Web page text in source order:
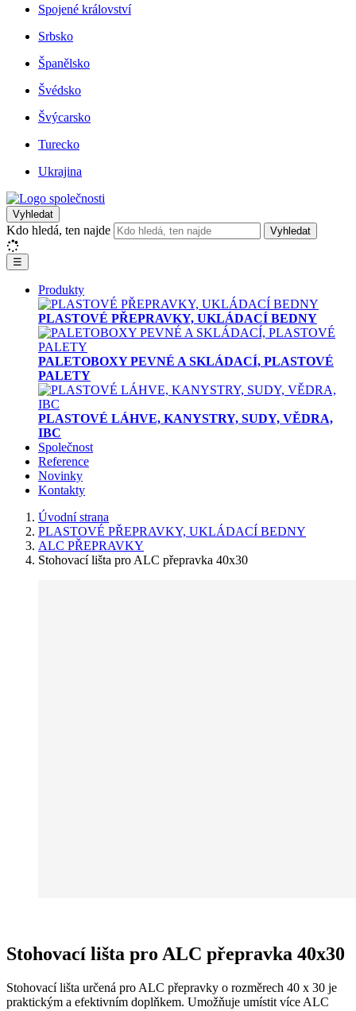
Spojené království
Srbsko
Španělsko
Švédsko
Švýcarsko
Turecko
Ukrajina
Vyhledat
Kdo hledá, ten najde Vyhledat
☰
Produkty
PLASTOVÉ PŘEPRAVKY, UKLÁDACÍ BEDNY
PALETOBOXY PEVNÉ A SKLÁDACÍ, PLASTOVÉ
PALETY
PLASTOVÉ LÁHVE, KANYSTRY, SUDY, VĚDRA,
IBC
Společnost
Reference
Novinky
Kontakty
Úvodní strana
PLASTOVÉ PŘEPRAVKY, UKLÁDACÍ BEDNY
ALC PŘEPRAVKY
Stohovací lišta pro ALC přepravka 40x30
Stohovací lišta pro ALC přepravka 40x30
Stohovací lišta určená pro ALC přepravky o rozměrech 40 x 30 je
praktickým a efektivním doplňkem. Umožňuje umístit více ALC